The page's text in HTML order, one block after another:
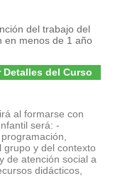
del trabajo del
en menos de 1 año
Detalles del Curso
al formarse con
será: -
grupo y del contexto
de atención social a
didácticos,